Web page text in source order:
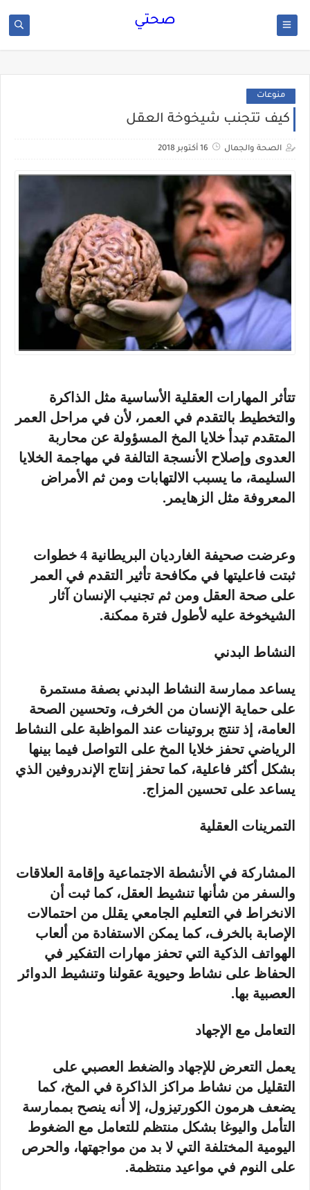
صحتي
منوعات
كيف تتجنب شيخوخة العقل
الصحة والجمال 16 أكتوبر 2018
تتأثر المهارات العقلية الأساسية مثل الذاكرة
والتخطيط بالتقدم في العمر، لأن في مراحل العمر
المتقدم تبدأ خلايا المخ المسؤولة عن محاربة
العدوى وإصلاح الأنسجة التالفة في مهاجمة الخلايا
السليمة، ما يسبب الالتهابات ومن ثم الأمراض
المعروفة مثل الزهايمر.
وعرضت صحيفة الغارديان البريطانية 4 خطوات
ثبتت فاعليتها في مكافحة تأثير التقدم في العمر
على صحة العقل ومن ثم تجنيب الإنسان آثار
الشيخوخة عليه لأطول فترة ممكنة.
النشاط البدني
يساعد ممارسة النشاط البدني بصفة مستمرة
على حماية الإنسان من الخرف، وتحسين الصحة
العامة، إذ تنتج بروتينات عند المواظبة على النشاط
الرياضي تحفز خلايا المخ على التواصل فيما بينها
بشكل أكثر فاعلية، كما تحفز إنتاج الإندروفين الذي
يساعد على تحسين المزاج.
التمرينات العقلية
المشاركة في الأنشطة الاجتماعية وإقامة العلاقات
والسفر من شأنها تنشيط العقل، كما ثبت أن
الانخراط في التعليم الجامعي يقلل من احتمالات
الإصابة بالخرف، كما يمكن الاستفادة من ألعاب
الهواتف الذكية التي تحفز مهارات التفكير في
الحفاظ على نشاط وحيوية عقولنا وتنشيط الدوائر
العصبية بها.
التعامل مع الإجهاد
يعمل التعرض للإجهاد والضغط العصبي على
التقليل من نشاط مراكز الذاكرة في المخ، كما
يضعف هرمون الكورتيزول، إلا أنه ينصح بممارسة
التأمل واليوغا بشكل منتظم للتعامل مع الضغوط
اليومية المختلفة التي لا بد من مواجهتها، والحرص
على النوم في مواعيد منتظمة.